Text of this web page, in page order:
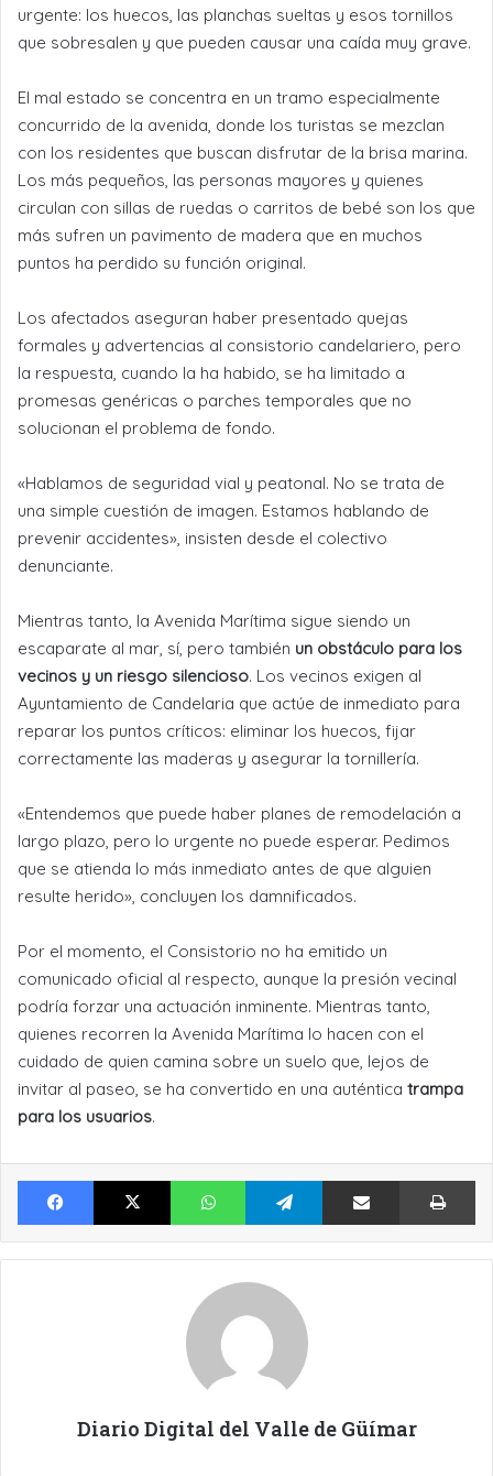
urgente: los huecos, las planchas sueltas y esos tornillos
que sobresalen y que pueden causar una caída muy grave.
El mal estado se concentra en un tramo especialmente
concurrido de la avenida, donde los turistas se mezclan
con los residentes que buscan disfrutar de la brisa marina.
Los más pequeños, las personas mayores y quienes
circulan con sillas de ruedas o carritos de bebé son los que
más sufren un pavimento de madera que en muchos
puntos ha perdido su función original.
Los afectados aseguran haber presentado quejas
formales y advertencias al consistorio candelariero, pero
la respuesta, cuando la ha habido, se ha limitado a
promesas genéricas o parches temporales que no
solucionan el problema de fondo.
«Hablamos de seguridad vial y peatonal. No se trata de
una simple cuestión de imagen. Estamos hablando de
prevenir accidentes», insisten desde el colectivo
denunciante.
Mientras tanto, la Avenida Marítima sigue siendo un
escaparate al mar, sí, pero también un obstáculo para los
vecinos y un riesgo silencioso. Los vecinos exigen al
Ayuntamiento de Candelaria que actúe de inmediato para
reparar los puntos críticos: eliminar los huecos, fijar
correctamente las maderas y asegurar la tornillería.
«Entendemos que puede haber planes de remodelación a
largo plazo, pero lo urgente no puede esperar. Pedimos
que se atienda lo más inmediato antes de que alguien
resulte herido», concluyen los damnificados.
Por el momento, el Consistorio no ha emitido un
comunicado oficial al respecto, aunque la presión vecinal
podría forzar una actuación inminente. Mientras tanto,
quienes recorren la Avenida Marítima lo hacen con el
cuidado de quien camina sobre un suelo que, lejos de
invitar al paseo, se ha convertido en una auténtica trampa
para los usuarios.
Facebook X WhatsApp Telegram Compartir por Email
Diario Digital del Valle de Güímar